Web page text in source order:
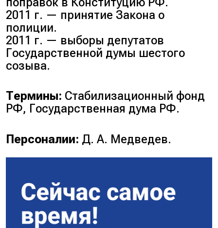
2011 г. — принятие Закона о
полиции.
2011 г. — выборы депутатов
Государственной думы шестого
созыва.
Термины: Стабилизационный фонд
РФ, Государственная дума РФ.
Персоналии: Д. А. Медведев.